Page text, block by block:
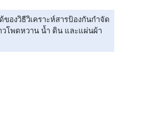
องวิธีวิเคราะห์สารป้องกันกำจัด
โพดหวาน น้ำ ดิน และแผ่นผ้า